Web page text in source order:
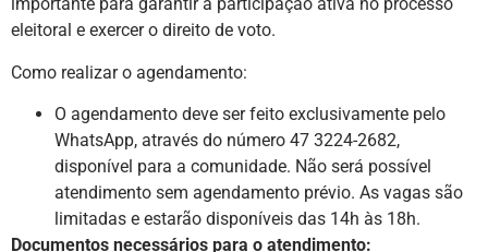
eleitoral e exercer o direito de voto.
Como realizar o agendamento:
O agendamento deve ser feito exclusivamente pelo
WhatsApp, através do número 47 3224-2682,
disponível para a comunidade. Não será possível
atendimento sem agendamento prévio. As vagas são
limitadas e estarão disponíveis das 14h às 18h.
Documentos necessários para o atendimento: